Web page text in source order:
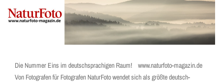
Die Nummer Eins im deutschsprachigen Raum! www.naturfoto-magazin.de
Von Fotografen für Fotografen NaturFoto wendet sich als größte deutsch­